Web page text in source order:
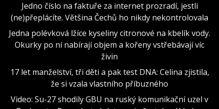
Jedno číslo na faktuře za internet prozradí, jestli
(ne)přeplácíte. Většina Čechů ho nikdy nekontrolovala
Jedna polévková lžíce kyseliny citronové na kbelík vody.
Okurky po ní nabírají objem a kořeny vstřebávají víc
živin
17 let manželství, tři děti a pak test DNA: Celina zjistila,
že si vzala vlastního příbuzného
Video: Su-27 shodily GBU na ruský komunikační uzel v